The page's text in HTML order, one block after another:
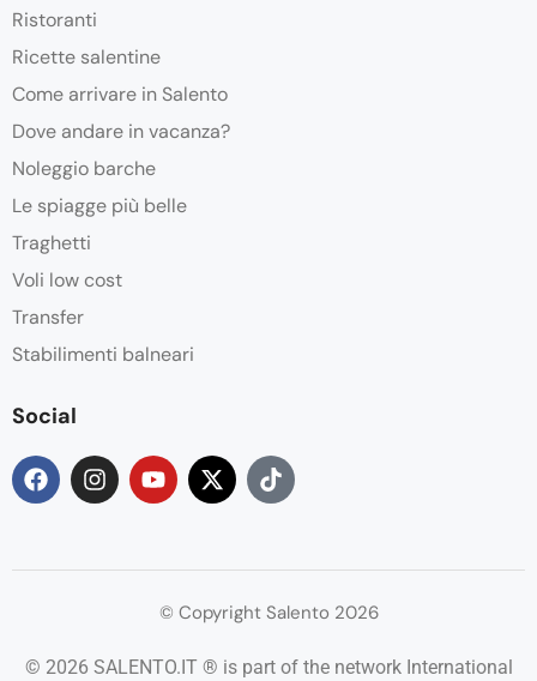
Ristoranti
Ricette salentine
Come arrivare in Salento
Dove andare in vacanza?
Noleggio barche
Le spiagge più belle
Traghetti
Voli low cost
Transfer
Stabilimenti balneari
Social
© Copyright Salento 2026
© 2026 SALENTO.IT ® is part of the network International